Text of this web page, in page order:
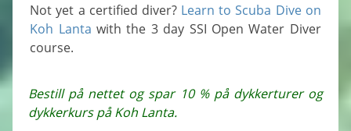
Not yet a certified diver? Learn to Scuba Dive on
Koh Lanta with the 3 day SSI Open Water Diver
course.
Bestill på nettet og spar 10 % på dykkerturer og
dykkerkurs på Koh Lanta.